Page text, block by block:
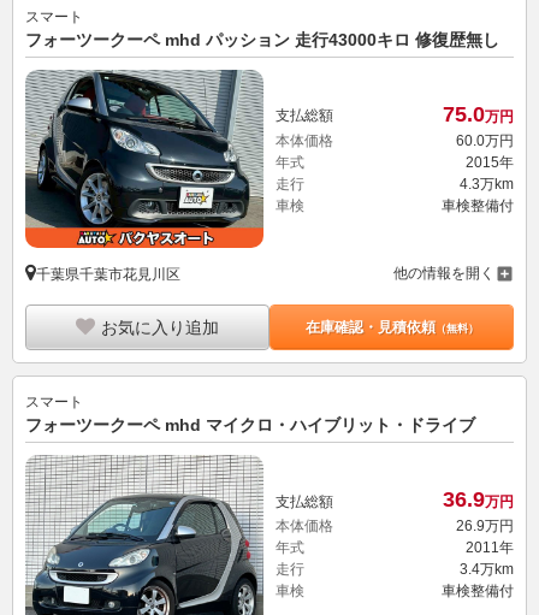
スマート
フォーツークーペ mhd パッション 走行43000キロ 修復歴無し
支払総額 75.0万円
本体価格
60. 0万円
年式
2015年
走行
4.3万km
車検
車検整備付
千葉県千葉市花見川区 他の情報を開く
お気に入り追加 在庫確認・見積依頼（無料）
スマート
フォーツークーペ mhd マイクロ・ハイブリット・ドライブ
支払総額 36.9万円
本体価格
26.9万円
年式
2011年
走行
3.4万km
車検
車検整備付